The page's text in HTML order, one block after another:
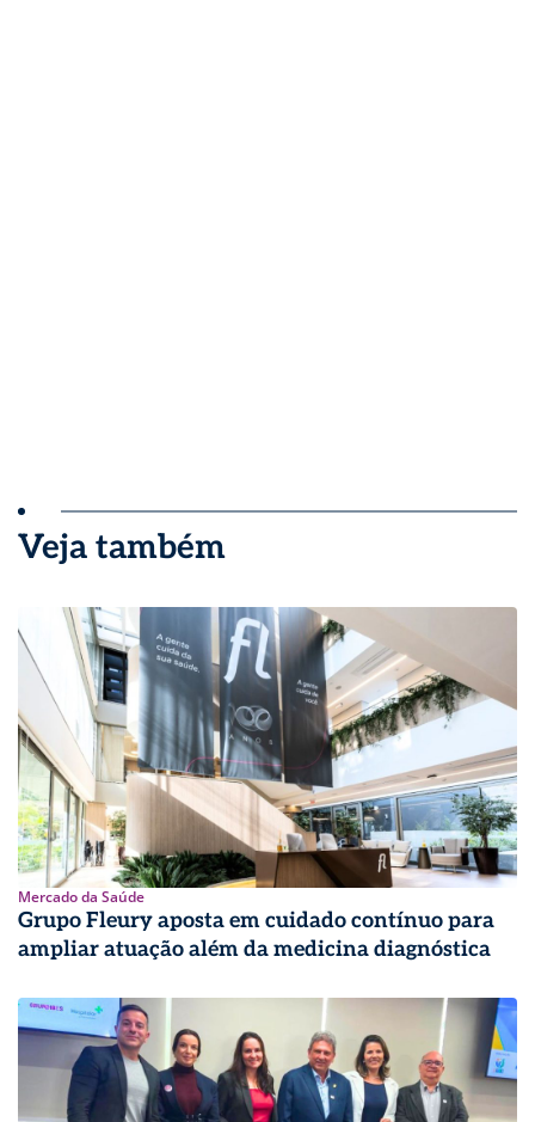
Veja também
Mercado da Saúde
Grupo Fleury aposta em cuidado contínuo para
ampliar atuação além da medicina diagnóstica